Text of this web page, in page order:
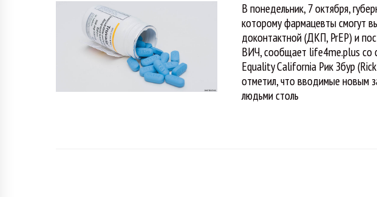
В понедельник, 7 октября,
которому фармацевты смогут
доконтактной (ДКП, PrEP) и
ВИЧ, сообщает life4me.plus со
Equality California Рик Збур
отметил, что вводимые новым
людьми столь